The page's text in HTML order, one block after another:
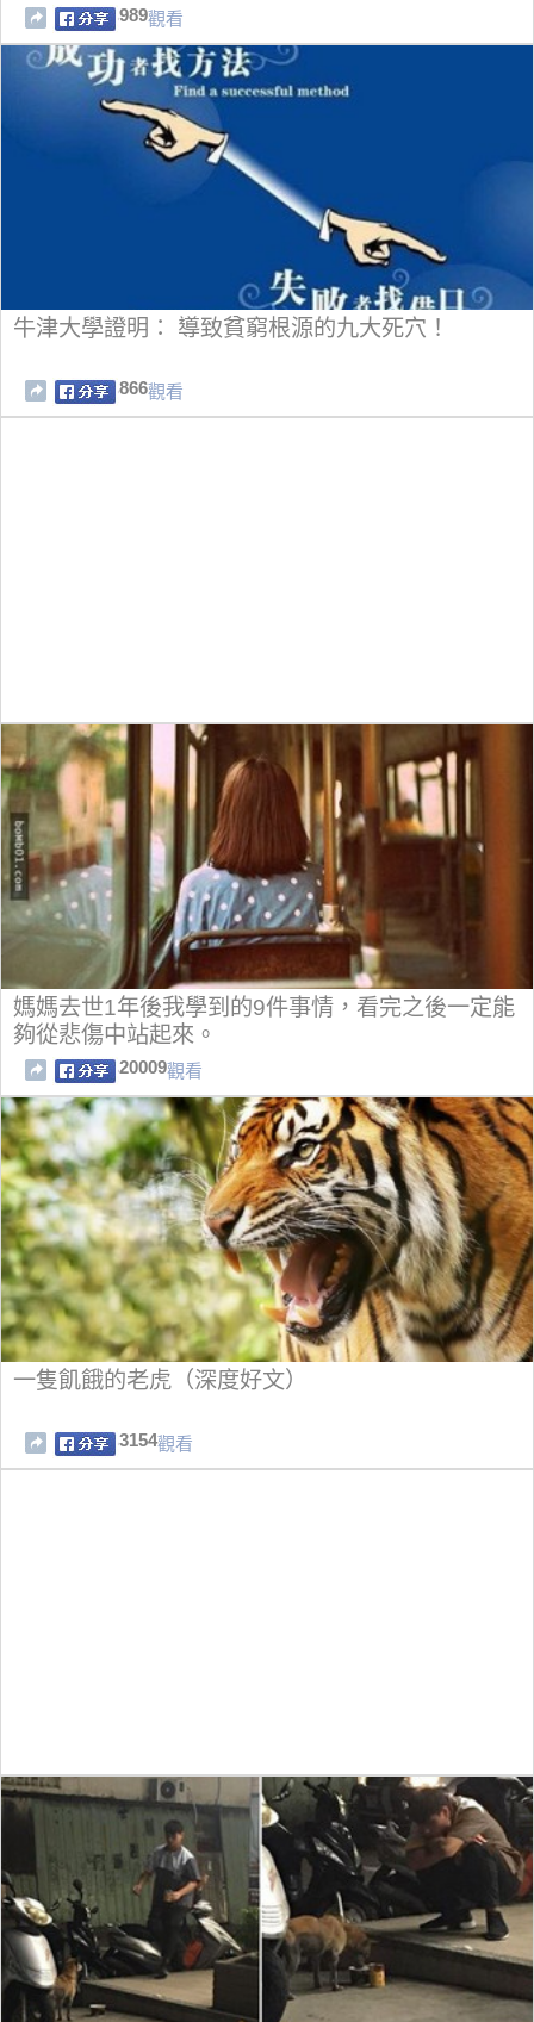
989觀看
牛津大學證明： 導致貧窮根源的九大死穴！
866觀看
媽媽去世1年後我學到的9件事情，看完之後一定能
夠從悲傷中站起來。
20009觀看
一隻飢餓的老虎（深度好文）
3154觀看